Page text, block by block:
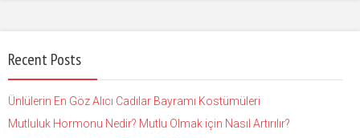
Recent Posts
Ünlülerin En Göz Alıcı Cadılar Bayramı Kostümüleri
Mutluluk Hormonu Nedir? Mutlu Olmak için Nasıl Artırılır?